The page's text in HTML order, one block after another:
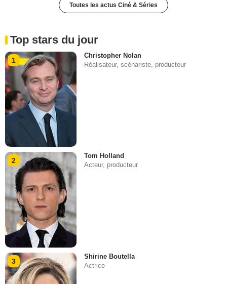
Toutes les actus Ciné & Séries
Top stars du jour
1
Christopher Nolan
Réalisateur, scénariste, producteur
2
Tom Holland
Acteur, producteur
3
Shirine Boutella
Actrice